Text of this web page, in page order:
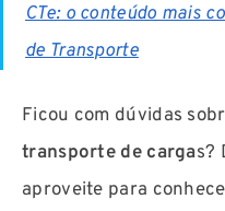
CTe: o conteúdo mais
de Transporte
Ficou com dúvidas
transporte de cargas?
aproveite para